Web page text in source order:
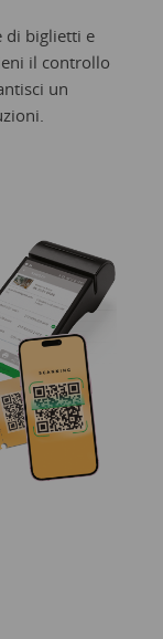
di biglietti e
il controllo
un